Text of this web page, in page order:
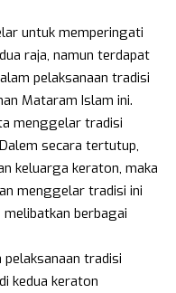
untuk memperingati
raja, namun terdapat
pelaksanaan tradisi
Mataram Islam ini.
menggelar tradisi
secara tertutup,
keluarga keraton, maka
menggelar tradisi ini
berbagai
pelaksanaan tradisi
kedua keraton